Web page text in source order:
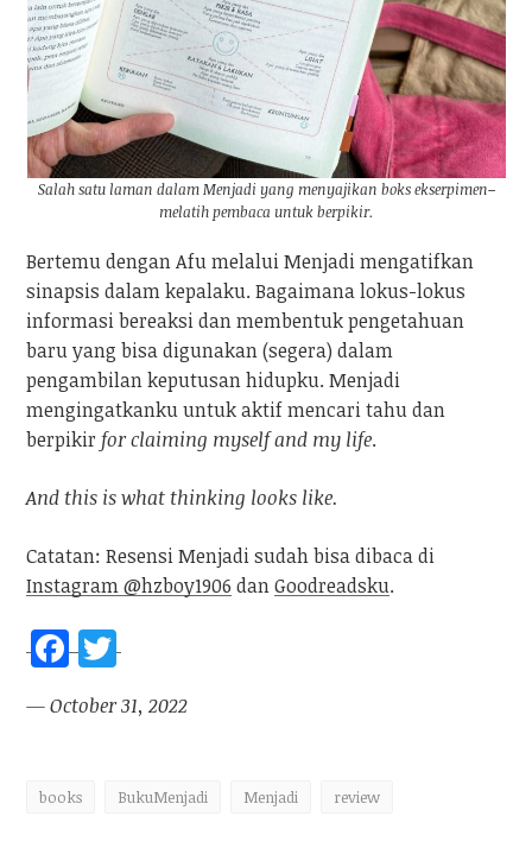
Salah satu laman dalam Menjadi yang menyajikan boks ekserpimen–
melatih pembaca untuk berpikir.
Bertemu dengan Afu melalui Menjadi mengatifkan
sinapsis dalam kepalaku. Bagaimana lokus-lokus
informasi bereaksi dan membentuk pengetahuan
baru yang bisa digunakan (segera) dalam
pengambilan keputusan hidupku. Menjadi
mengingatkanku untuk aktif mencari tahu dan
berpikirfor claiming myself and my life.
And this is what thinking looks like.
Catatan: Resensi Menjadi sudah bisa dibaca di
Instagram @hzboy1906 danGoodreadsku.
F
a
ce
o
T
w
itt
— October 31, 2022
books BukuMenjadi Menjadi review